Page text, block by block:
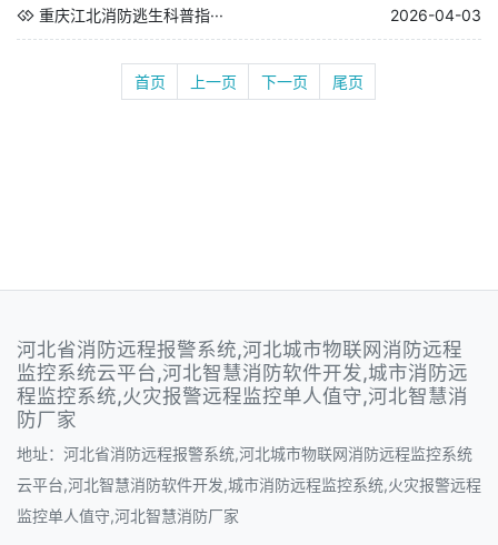
重庆江北消防逃生科普指··· 2026-04-03
首页 上一页 下一页 尾页
河北省消防远程报警系统,河北城市物联网消防远程
监控系统云平台,河北智慧消防软件开发,城市消防远
程监控系统,火灾报警远程监控单人值守,河北智慧消
防厂家
地址：河北省消防远程报警系统,河北城市物联网消防远程监控系统
云平台,河北智慧消防软件开发,城市消防远程监控系统,火灾报警远程
监控单人值守,河北智慧消防厂家